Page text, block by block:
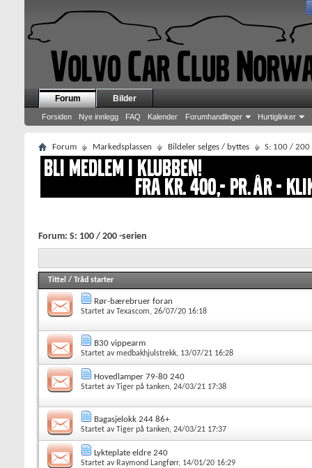
Forum
Forsiden Nye innlegg FAQ Kalender Forumhandlinger Hurtiglinker
Bilder
Forum Markedsplassen Bildeler selges / byttes S: 100 / 200
Forum: S: 100 / 200 -serien
Tittel / Tråd starter
Rør-bærebruer foran
Startet avTexascom, 26/07/20 16:18
B30 vippearm
Startet avmedbakhjulstrekk, 13/07/21 16:28
Hovedlamper 79-80 240
Startet av Tiger på tanken, 24/03/21 17:38
Bagasjelokk 244 86+
Startet avTiger på tanken, 24/03/21 17:37
Lykteplate eldre 240
Startet av Raymond Langførr, 14/01/20 16:29